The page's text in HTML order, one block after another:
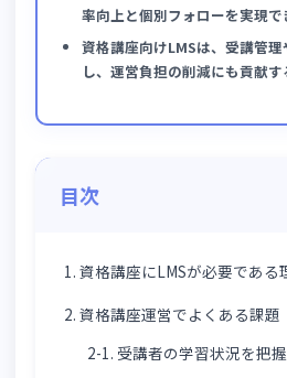
資格講座では教材配信だけ
問題演習機能や学習分析機
資格講座向けLMSは、受講
目次